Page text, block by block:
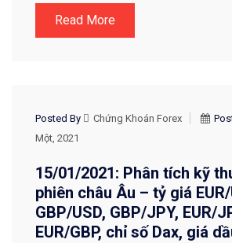
Read More
CHIẾN LƯỢC GIAO DỊCH
Posted By Chứng Khoán Forex
Một, 2021
15/01/2021: Phân tích kỹ
phiên châu Âu – tỷ giá EUR/
GBP/USD, GBP/JPY, EUR/
EUR/GBP, chỉ số Dax, giá